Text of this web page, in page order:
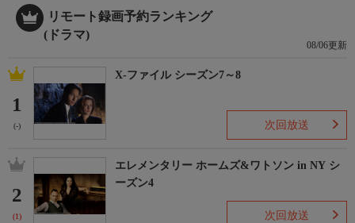
リモート録画予約ランキング
(ドラマ)
08/06更新
1
(-)
X-ファイル シーズン7～8
次回放送
2
(1)
エレメンタリー ホームズ&ワトソン in NY シ
ーズン4
次回放送